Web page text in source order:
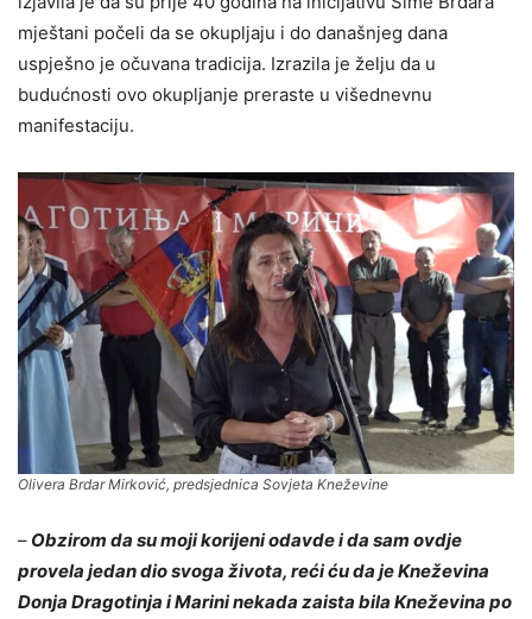
mještani počeli da se okupljaju i do današnjeg dana
uspješno je očuvana tradicija. Izrazila je želju da u
budućnosti ovo okupljanje preraste u višednevnu
manifestaciju.
Olivera Brdar Mirković, predsjednica Sovjeta Kneževine
– Obzirom da su moji korijeni odavde i da sam ovdje
provela jedan dio svoga života, reći ću da je Kneževina
Donja Dragotinja i Marini nekada zaista bila Kneževina po